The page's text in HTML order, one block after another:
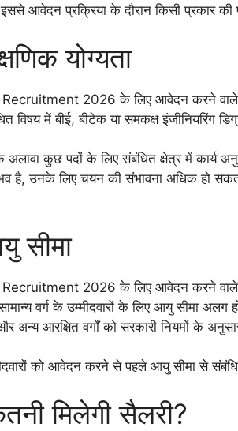
आवेदन प्रक्रिया के दौरान किसी प्रकार की
योग्यता
2026 के लिए आवेदन करने वाले
विषय में बीई, बीटेक या समकक्ष इंजीनियरिंग
कुछ पदों के लिए संबंधित क्षेत्र में कार्य
है, उनके लिए चयन की संभावना अधिक हो
सीमा
2026 के लिए आवेदन करने वाले
वर्ग के उम्मीदवारों के लिए आयु सीमा
अन्य आरक्षित वर्गों को सरकारी नियमों के
को आवेदन करने से पहले आयु सीमा से
मिलेगी सैलरी?